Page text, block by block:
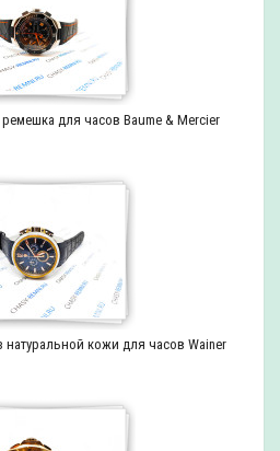
для часов Baume & Mercier
кожи для часов Wainer